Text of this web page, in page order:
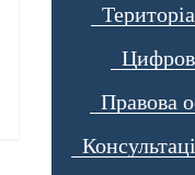
Правова